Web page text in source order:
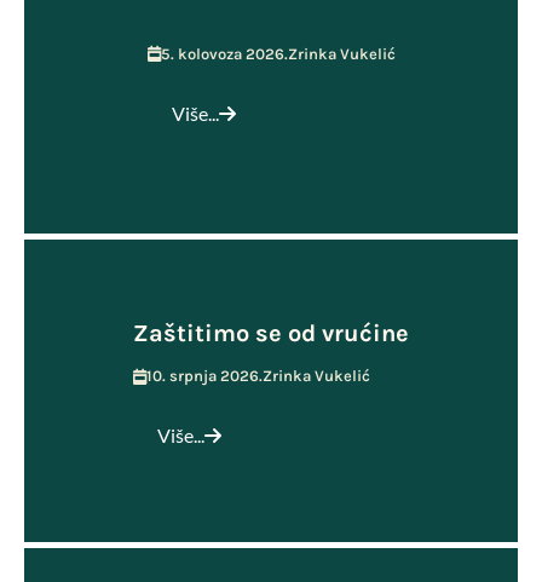
5. kolovoza 2026.Zrinka Vukelić
Više...
Zaštitimo se od vrućine
10. srpnja 2026.Zrinka Vukelić
Više...